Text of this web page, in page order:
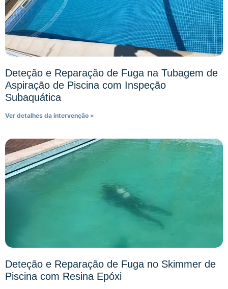
Deteção e Reparação de Fuga na Tubagem de
Aspiração de Piscina com Inspeção
Subaquática
Ver detalhes da intervenção »
Deteção e Reparação de Fuga no Skimmer de
Piscina com Resina Epóxi